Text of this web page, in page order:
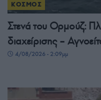
ΚΟΣΜΟΣ
Στενά του Ορμούζ:
διαχείρισης –
4/08/2026 - 2:09μμ